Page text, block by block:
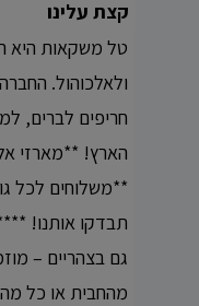
קצת עלינו
טל משקאות היא
ולאלכוהול.
חריפים לברים,
הארץ! **מארזי
**משלוחים לכל
תבדקו אותנו!
גם בצהריים –
מהחבית או כל